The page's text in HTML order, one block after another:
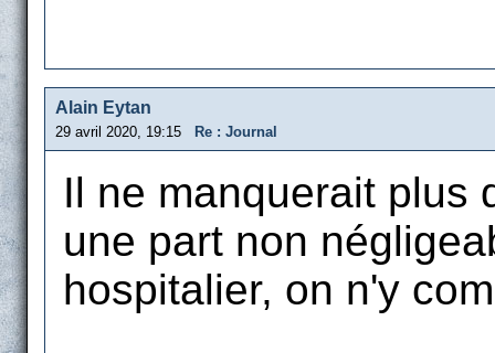
Alain Eytan
29 avril 2020, 19:15 Re : Journal
Il ne manquerait plus
une part non
hospitalier, on n'y